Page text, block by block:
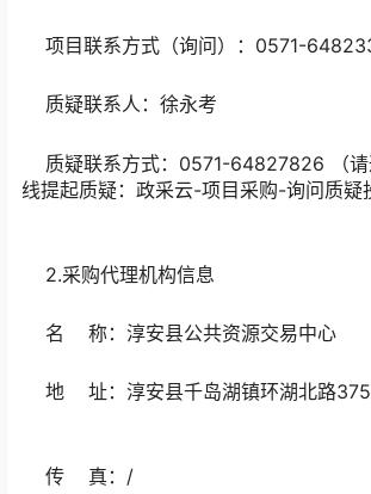
项目联系方式（询问）：0571-
质疑联系人：徐永考
质疑联系方式：0571-64827826 （请
线提起质疑：政采云-项目采购-询问质疑
2.采购代理机构信息
名 称：淳安县公共资源交易
地 址：淳安县千岛湖镇环湖北路
传 真：/